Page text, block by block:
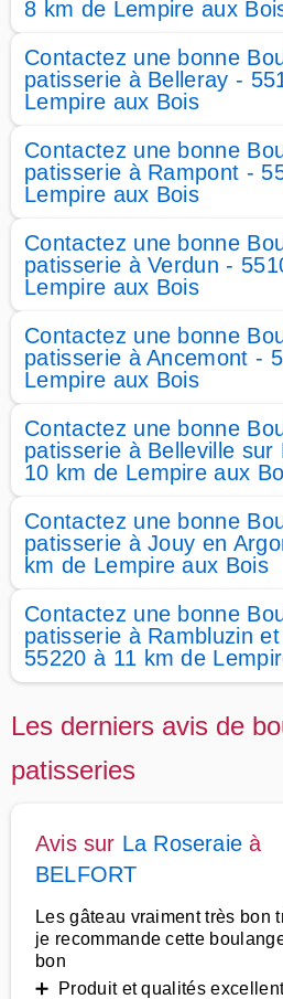
8 km de Lempire aux
Contactez une bonne
patisserie à Belleray -
Lempire aux Bois
Contactez une bonne
patisserie à Rampont -
Lempire aux Bois
Contactez une bonne
patisserie à Verdun -
Lempire aux Bois
Contactez une bonne
patisserie à Ancemont -
Lempire aux Bois
Contactez une bonne
patisserie à Belleville
10 km de Lempire aux
Contactez une bonne
patisserie à Jouy en
km de Lempire aux Bois
Contactez une bonne
patisserie à Rambluzin
55220 à 11 km de
Les derniers avis de
patisseries
Avis sur La Roseraie à
BELFORT
Les gâteau vraiment très bon
je recommande cette
bon
➕ Produit et qualités